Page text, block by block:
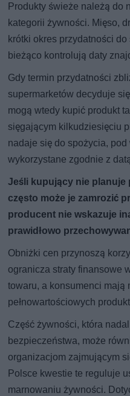
Produkty świeże należą do
kategorii żywności. Mięso,
krótki okres przydatności
bieżąco kontrolują daty
Gdy termin przydatności
supermarketów decyduje
mogą wtedy kupić produkt
sięgającym kilkudziesięciu
nadaje się do spożycia,
wykorzystane zgodnie z
Jeśli kupujący nie planuje
często może je zamrozić
producent nie wskazuje
prawidłowo
Obniżki cen przynoszą
ogranicza straty finansowe
towaru, a konsumenci mają
pełnowartościowych
Część żywności, która
bezpieczeństwa, może
organizacjom zajmującym
Polsce kwestie te reguluje
marnowaniu żywności.